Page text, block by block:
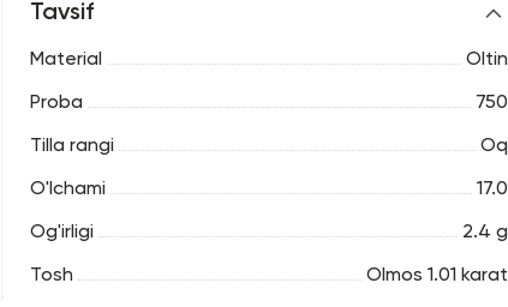
Tavsif
Material Oltin
Proba 750
Tilla rangi Oq
O'lchami 17.0
Og'irligi 2.4 g
Tosh Olmos 1.01 karat